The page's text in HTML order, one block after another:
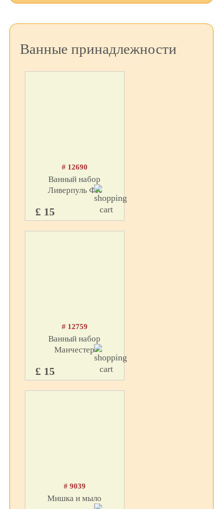
Ванные принадлежности
# 12690
Ванный набор
Ливерпуль ФК
£ 15
# 12759
Ванный набор
Манчестер
£ 15
# 9039
Мишка и мыло